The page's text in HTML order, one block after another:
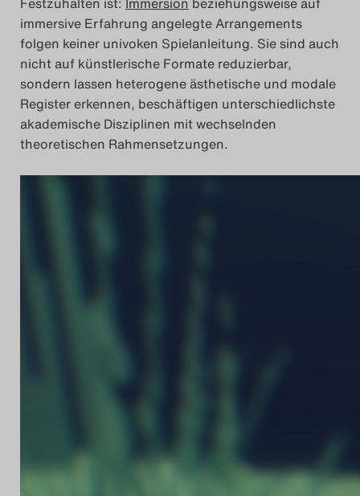
immersive Erfahrung angelegte Arrangements
folgen keiner univoken Spielanleitung. Sie sind auch
nicht auf künstlerische Formate reduzierbar,
sondern lassen heterogene ästhetische und modale
Register erkennen, beschäftigen unterschiedlichste
akademische Disziplinen mit wechselnden
theoretischen Rahmensetzungen.